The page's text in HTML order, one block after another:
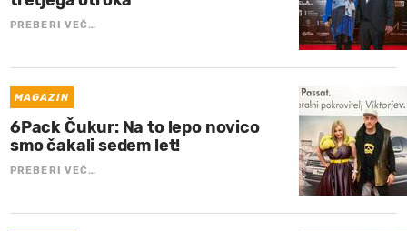
PREBERI VEČ…
MAGAZIN
6Pack Čukur: Na to lepo novico
smo čakali sedem let!
PREBERI VEČ…